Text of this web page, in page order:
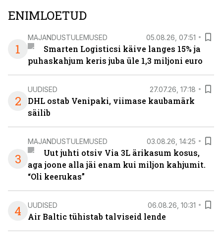
ENIMLOETUD
1
MAJANDUSTULEMUSED 05.08.26, 07:51
Smarten Logisticsi käive langes 15% ja
puhaskahjum keris juba üle 1,3 miljoni euro
2
UUDISED 27.07.26, 17:18
DHL ostab Venipaki, viimase kaubamärk
säilib
3
MAJANDUSTULEMUSED 03.08.26, 14:25
Uut juhti otsiv Via 3L ärikasum kosus,
aga joone alla jäi enam kui miljon kahjumit.
“Oli keerukas”
4 UUDISED 06.08.26, 10:31
Air Baltic tühistab talviseid lende